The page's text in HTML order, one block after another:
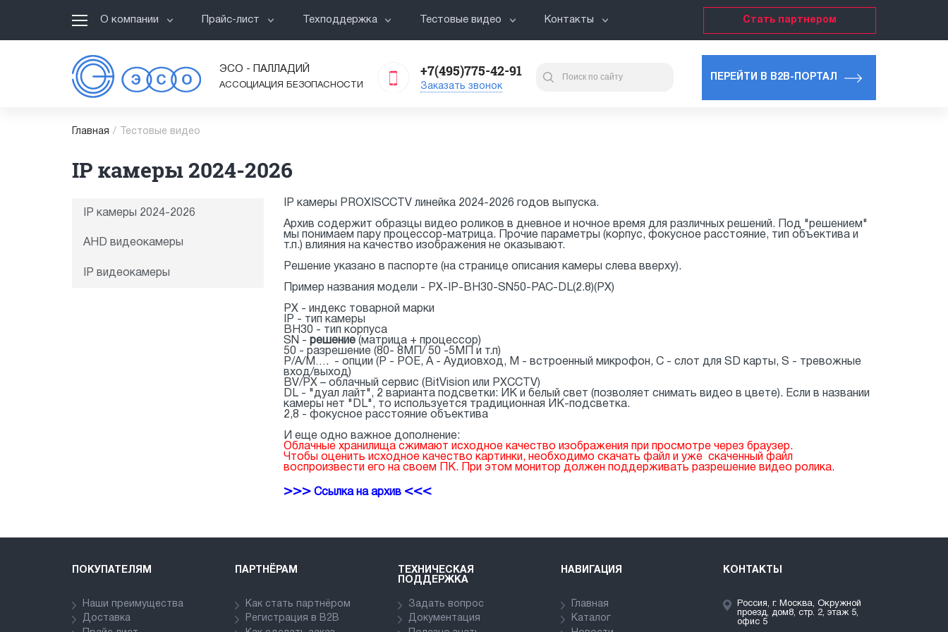
О компании Прайс-лист Техподдержка Тестовые видео Контакты Стать партнером
ЭСО - ПАЛЛАДИЙ
АССОЦИАЦИЯ БЕЗОПАСНОСТИ
+7(495)775-42-91
Заказать звонок
ПЕРЕЙТИ В B2B-ПОРТАЛ
Главная / Тестовые видео
IP камеры 2024-2026
IP камеры 2024-2026
AHD видеокамеры
IP видеокамеры
IP камеры PROXISCCTV линейка 2024-2026 годов выпуска.
Архив содержит образцы видео роликов в дневное и ночное время для различных решений. Под "решением"
мы понимаем пару процессор-матрица. Прочие параметры (корпус, фокусное расстояние, тип объектива и
т.п.) влияния на качество изображения не оказывают.
Решение указано в паспорте (на странице описания камеры слева вверху).
Пример названия модели - PX-IP-BH30-SN50-PAC-DL(2.8)(PX)
PX - индекс товарной марки
IP - тип камеры
BH30 - тип корпуса
SN - решение (матрица + процессор)
50 - разрешение (80- 8МП/ 50 -5МП и т.п)
P/A/M…. - опции (P - РОЕ, A - Аудиовход, M - встроенный микрофон, C - слот для SD карты, S - тревожные
вход/выход)
BV/PX – облачный сервис (BitVision или PXCCTV)
DL - "дуал лайт", 2 варианта подсветки: ИК и белый свет (позволяет снимать видео в цвете). Если в названии
камеры нет "DL", то используется традиционная ИК-подсветка.
2,8 - фокусное расстояние объектива
И еще одно важное дополнение:
Облачные хранилища сжимают исходное качество изображения при просмотре через браузер.
Чтобы оценить исходное качество картинки, необходимо скачать файл и уже скаченный файл
воспроизвести его на своем ПК. При этом монитор должен поддерживать разрешение видео ролика.
>>> Ссылка на архив <<<
ПОКУПАТЕЛЯМ
Наши преимущества
Доставка
ПАРТНЁРАМ
Как стать партнёром
Регистрация в В2В
ТЕХНИЧЕСКАЯ
ПОДДЕРЖКА
Задать вопрос
Документация
НАВИГАЦИЯ
Главная
Каталог
КОНТАКТЫ
Россия, г. Москва, Окружной
проезд, дом8, стр. 2, этаж 5,
офис 5